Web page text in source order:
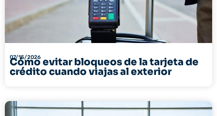
07/15/2026
Cómo evitar bloqueos de la tarjeta de
crédito cuando viajas al exterior